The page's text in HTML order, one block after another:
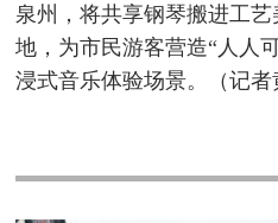
泉州，将共享钢琴搬进工
地，为市民游客营造“人人
浸式音乐体验场景。（记者